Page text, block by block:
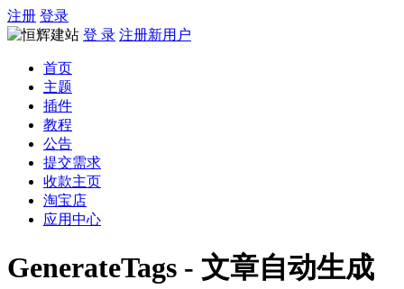
注册 登录
登 录 注册新用户
首页
主题
插件
教程
公告
提交需求
收款主页
淘宝店
应用中心
GenerateTags - 文章自动生成